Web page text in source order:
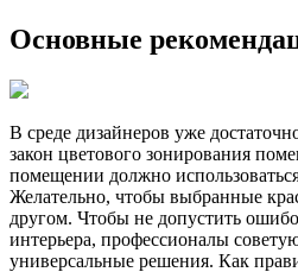
Основные
В среде дизайнеров уже
закон цветового зонирования
помещении должно
Желательно, чтобы выбранные
другом. Чтобы не допустить
интерьера, профессионалы
универсальные решения. Как